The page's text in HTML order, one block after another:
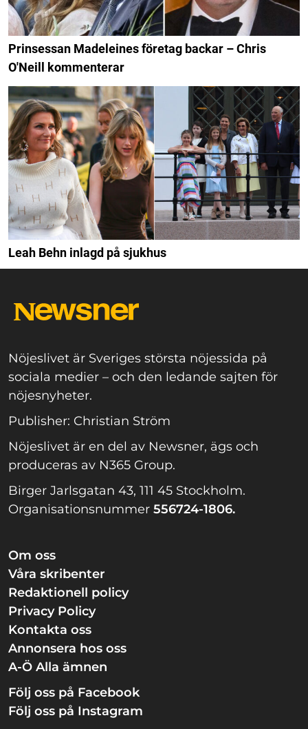
Prinsessan Madeleines företag backar – Chris
O'Neill kommenterar
Leah Behn inlagd på sjukhus
Nöjeslivet är Sveriges största nöjessida på
sociala medier – och den ledande sajten för
nöjesnyheter.
Publisher: Christian Ström
Nöjeslivet är en del av Newsner, ägs och
produceras av N365 Group.
Birger Jarlsgatan 43, 111 45 Stockholm.
Organisationsnummer 556724-1806.
Om oss
Våra skribenter
Redaktionell policy
Privacy Policy
Kontakta oss
Annonsera hos oss
A-Ö Alla ämnen
Följ oss på Facebook
Följ oss på Instagram